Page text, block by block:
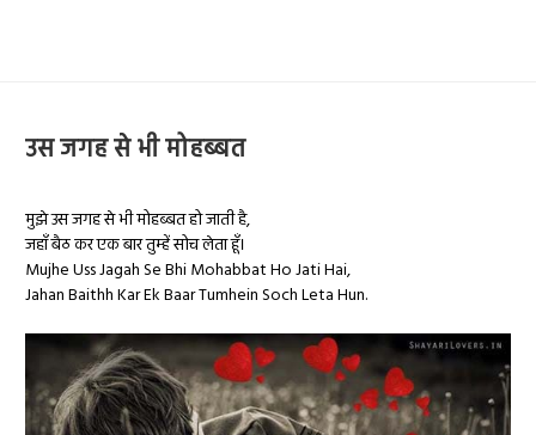
उस जगह से भी मोहब्बत
मुझे उस जगह से भी मोहब्बत हो जाती है,
जहाँ बैठ कर एक बार तुम्हें सोच लेता हूँ।
Mujhe Uss Jagah Se Bhi Mohabbat Ho Jati Hai,
Jahan Baithh Kar Ek Baar Tumhein Soch Leta Hun.